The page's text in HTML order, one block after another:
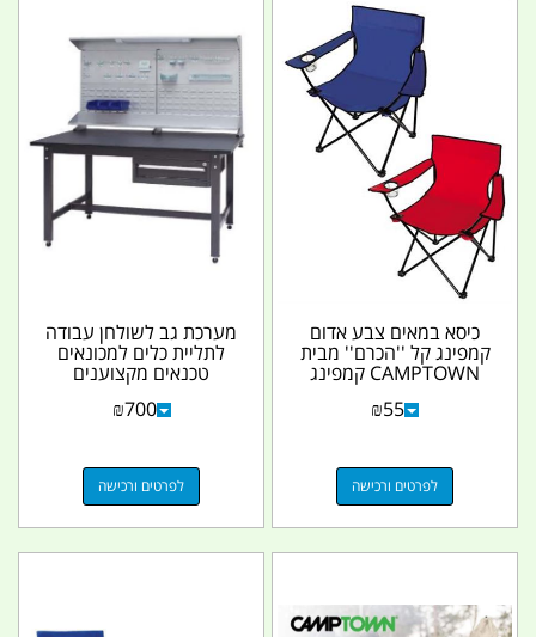
כיסא במאים צבע אדום
קמפינג קל ''הכרם'' מבית
CAMPTOWN קמפינג
₪55
לפרטים ורכישה
מערכת גב לשולחן עבודה
לתליית כלים למכונאים
טכנאים מקצוענים
וחובבים לא כולל שולחן...
₪700
לפרטים ורכישה